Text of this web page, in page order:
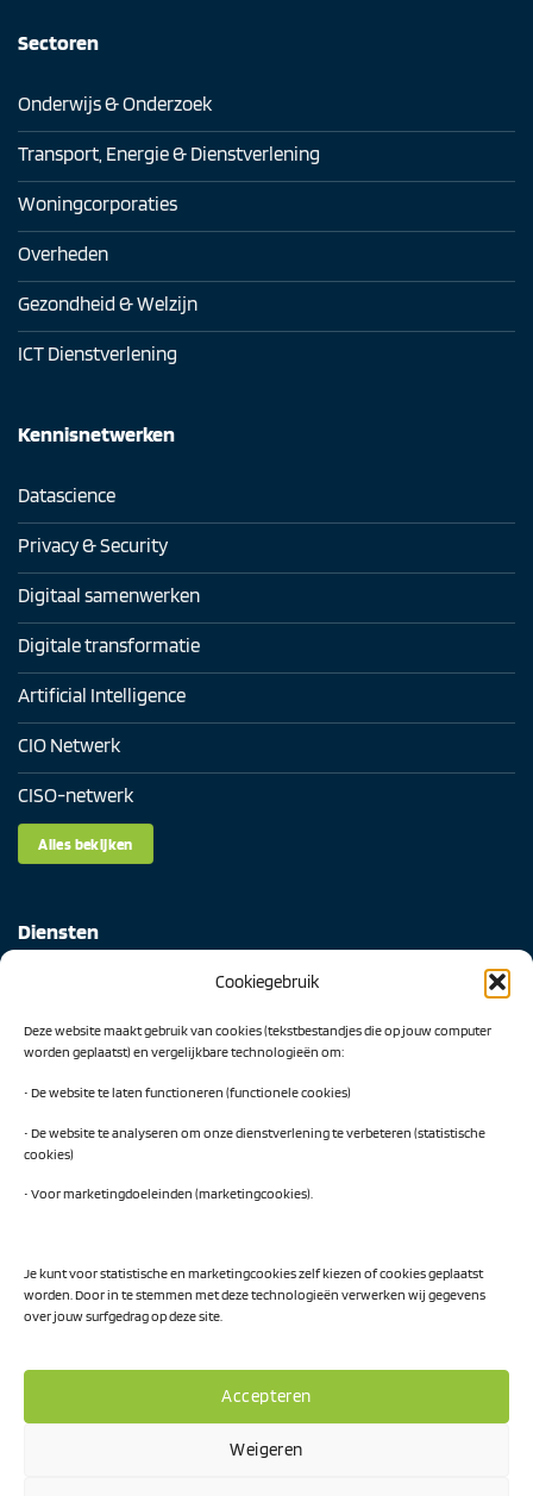
Cookiegebruik
Deze website maakt gebruik van cookies (tekstbestandjes die op jouw computer
worden geplaatst) en vergelijkbare technologieën om:
• De website te laten functioneren (functionele cookies)
• De website te analyseren om onze dienstverlening te verbeteren (statistische
cookies)
• Voor marketingdoeleinden (marketingcookies).
Je kunt voor statistische en marketingcookies zelf kiezen of cookies geplaatst
worden. Door in te stemmen met deze technologieën verwerken wij gegevens
over jouw surfgedrag op deze site.
Accepteren
Weigeren
Sectoren
Onderwijs & Onderzoek
Transport, Energie & Dienstverlening
Woningcorporaties
Overheden
Gezondheid & Welzijn
ICT Dienstverlening
Kennisnetwerken
Datascience
Privacy & Security
Digitaal samenwerken
Digitale transformatie
Artificial Intelligence
CIO Netwerk
CISO-netwerk
Alles bekijken
Diensten
AI Readiness Scan
Traineeship SN Data & AI
Projecten
Niemeyer Campus